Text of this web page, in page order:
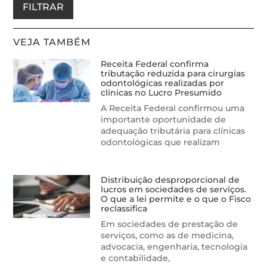
FILTRAR
VEJA TAMBÉM
Receita Federal confirma
tributação reduzida para cirurgias
odontológicas realizadas por
clínicas no Lucro Presumido
A Receita Federal confirmou uma
importante oportunidade de
adequação tributária para clínicas
odontológicas que realizam
Distribuição desproporcional de
lucros em sociedades de serviços.
O que a lei permite e o que o Fisco
reclassifica
Em sociedades de prestação de
serviços, como as de medicina,
advocacia, engenharia, tecnologia
e contabilidade,